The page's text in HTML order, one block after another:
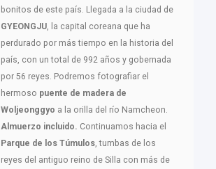
bonitos de este país. Llegada a la ciudad de
GYEONGJU , la capital coreana que ha
perdurado por más tiempo en la historia del
país, con un total de 992 años y gobernada
por 56 reyes. Podremos fotografiar el
hermoso puente de madera de
Woljeonggyo a la orilla del río Namcheon.
Almuerzo incluido. Continuamos hacia el
Parque de los Túmulos , tumbas de los
reyes del antiguo reino de Silla con más de